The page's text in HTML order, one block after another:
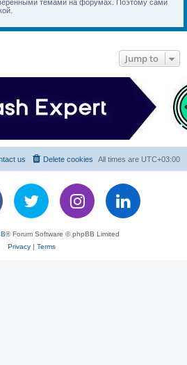
темами на форумах. Поэтому сами
Jump to
All times are UTC+03:00
Delete cookies
us
® Forum Software © phpBB Limited
Privacy| Terms